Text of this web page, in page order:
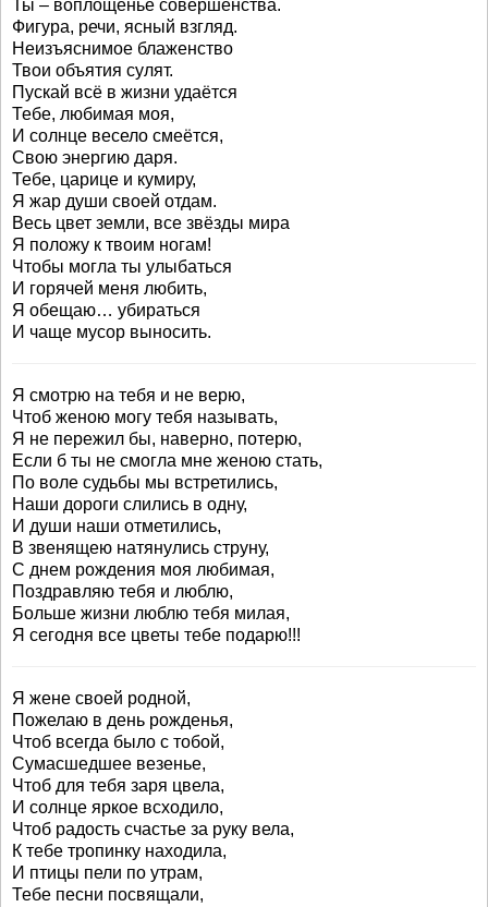
Ты – воплощенье совершенства.
Фигура, речи, ясный взгляд.
Неизъяснимое блаженство
Твои объятия сулят.
Пускай всё в жизни удаётся
Тебе, любимая моя,
И солнце весело смеётся,
Свою энергию даря.
Тебе, царице и кумиру,
Я жар души своей отдам.
Весь цвет земли, все звёзды мира
Я положу к твоим ногам!
Чтобы могла ты улыбаться
И горячей меня любить,
Я обещаю… убираться
И чаще мусор выносить.
Я смотрю на тебя и не верю,
Чтоб женою могу тебя называть,
Я не пережил бы, наверно, потерю,
Если б ты не смогла мне женою стать,
По воле судьбы мы встретились,
Наши дороги слились в одну,
И души наши отметились,
В звенящею натянулись струну,
С днем рождения моя любимая,
Поздравляю тебя и люблю,
Больше жизни люблю тебя милая,
Я сегодня все цветы тебе подарю!!!
Я жене своей родной,
Пожелаю в день рожденья,
Чтоб всегда было с тобой,
Сумасшедшее везенье,
Чтоб для тебя заря цвела,
И солнце яркое всходило,
Чтоб радость счастье за руку вела,
К тебе тропинку находила,
И птицы пели по утрам,
Тебе песни посвящали,